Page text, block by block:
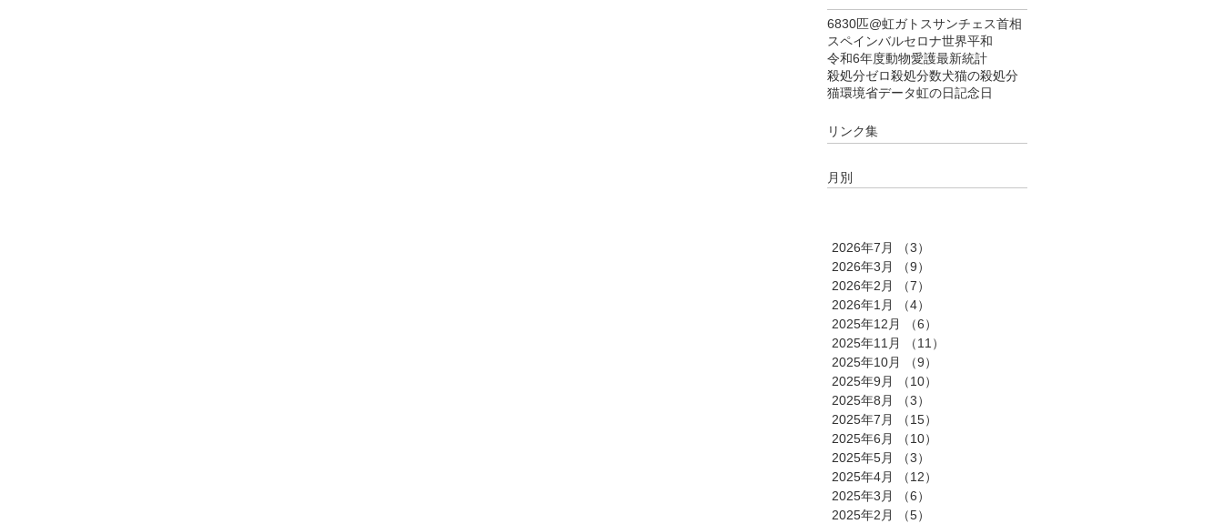
6830匹@虹ガトスサンチェス首相
スペインバルセロナ世界平和
令和6年度動物愛護最新統計
殺処分ゼロ殺処分数犬猫の殺処分
猫環境省データ虹の日記念日
リンク集
月別
2026年7月 （3）
2026年3月
（9）
2026年2月
（7）
2026年1月
（4）
2025年12月
（6）
2025年11月
（11）
2025年10月
（9）
2025年9月
（10）
2025年8月
（3）
2025年7月
（15）
2025年6月
（10）
2025年5月
（3）
2025年4月
（12）
2025年3月
（6）
2025年2月
（5）